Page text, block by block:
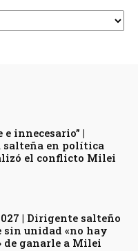
e innecesario” |
salteña en política
el conflicto Milei
| Dirigente salteño
sin unidad «no hay
de ganarle a Milei